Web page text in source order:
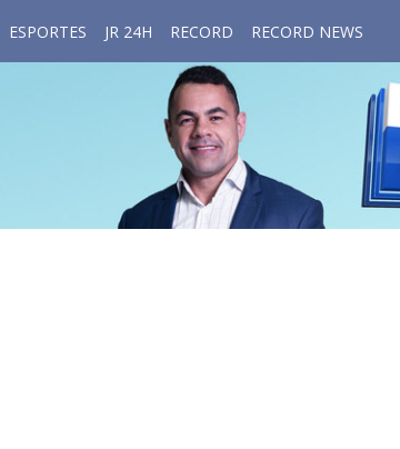
ESPORTES JR 24H RECORD RECORD NEWS